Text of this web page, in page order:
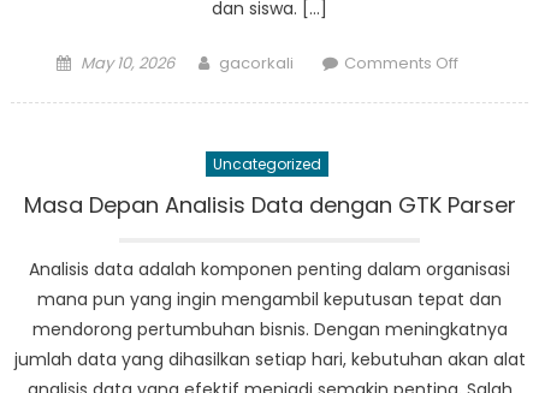
dan siswa. […]
Posted
May 10, 2026 Author
gacorkali Comments Offon
Paser
a
Difference
in
Education
Uncategorized
Masa Depan Analisis Data dengan GTK Parser
Analisis data adalah komponen penting dalam organisasi
mana pun yang ingin mengambil keputusan tepat dan
mendorong pertumbuhan bisnis. Dengan meningkatnya
jumlah data yang dihasilkan setiap hari, kebutuhan akan alat